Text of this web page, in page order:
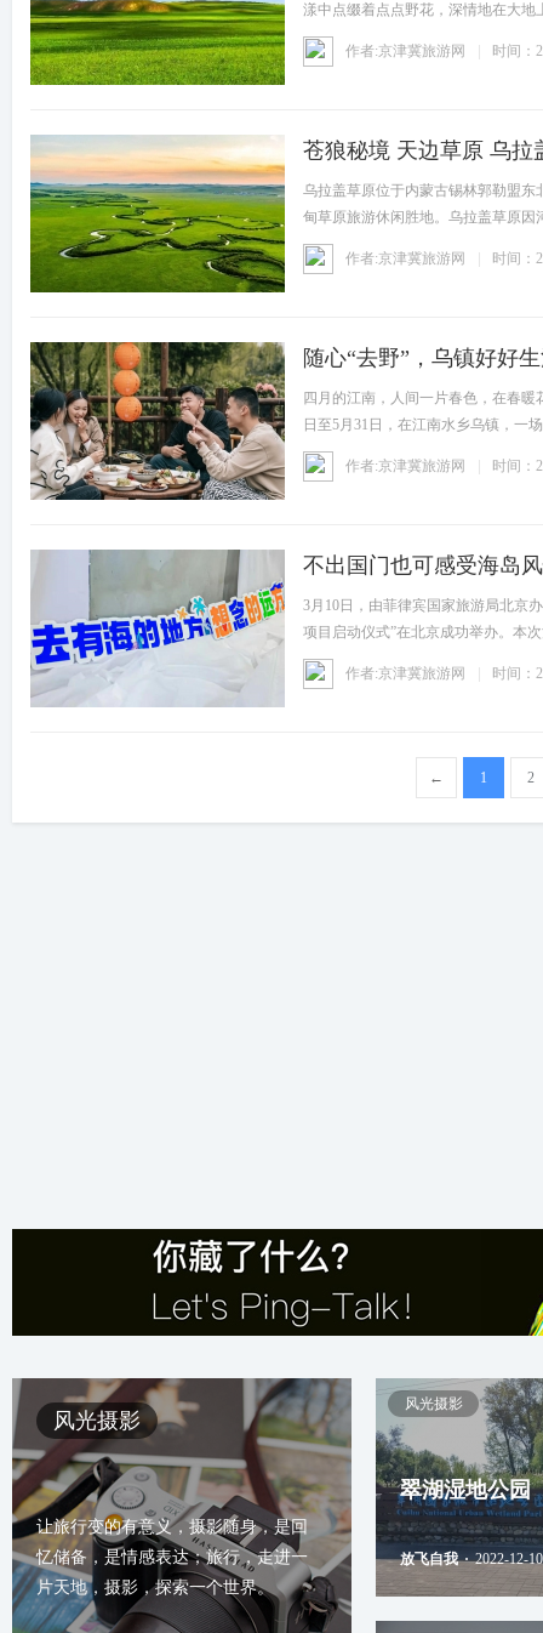
漾中点缀着点点野花，深情地在大
骏马
作者:京津冀旅游网
时间：
苍狼秘境 天边草原 乌拉
乌拉盖草原位于内蒙古锡林郭勒盟
甸草原旅游休闲胜地。乌拉盖草原因
映、
作者:京津冀旅游网
时间：
随心“去野”，乌镇好好
四月的江南，人间一片春色，在春
日至5月31日，在江南水乡乌镇，一
留
作者:京津冀旅游网
时间：
不出国门也可感受海岛
3月10日，由菲律宾国家旅游局北京
项目启动仪式”在北京成功举办。本
作者:京津冀旅游网 时间：
← 1 2
风光摄影
让旅行变的有意义，摄影随身，是回
忆储备，是情感表达；旅行，走进一
片天地，摄影，探索一个世界。
风光摄影
翠湖湿地公园
放飞自我 · 2022-12-10